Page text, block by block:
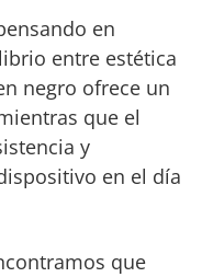
en
entre estética
negro ofrece un
que el
y
en el día
que